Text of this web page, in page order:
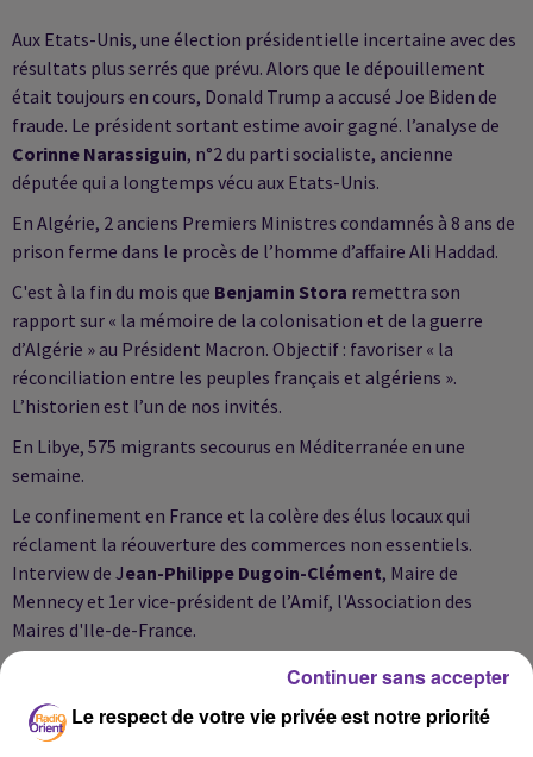
Aux Etats-Unis, une élection présidentielle incertaine avec des
résultats plus serrés que prévu. Alors que le dépouillement
était toujours en cours, Donald Trump a accusé Joe Biden de
fraude. Le président sortant estime avoir gagné. l’analyse de
Corinne Narassiguin, n°2 du parti socialiste, ancienne
députée qui a longtemps vécu aux Etats-Unis.
En Algérie, 2 anciens Premiers Ministres condamnés à 8 ans de
prison ferme dans le procès de l’homme d’affaire Ali Haddad.
C'est à la fin du mois que Benjamin Stora remettra son
rapport sur « la mémoire de la colonisation et de la guerre
d’Algérie » au Président Macron. Objectif : favoriser « la
réconciliation entre les peuples français et algériens ».
L’historien est l’un de nos invités.
En Libye, 575 migrants secourus en Méditerranée en une
semaine.
Le confinement en France et la colère des élus locaux qui
réclament la réouverture des commerces non essentiels.
Interview de Jean-Philippe Dugoin-Clément, Maire de
Mennecy et 1er vice-président de l’Amif, l'Association des
Maires d'Ile-de-France.
Le respect de votre vie privée est notre priorité
Continuer sans accepter